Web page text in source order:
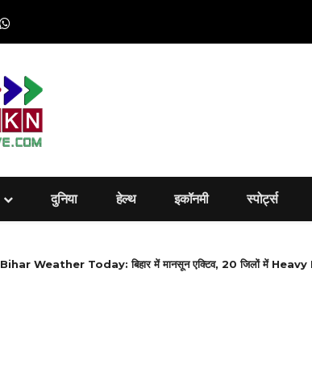
दुनिया हेल्‍थ इकॉनमी स्पोर्ट्स
Bihar Weather Today: बिहार में मानसून एक्टिव, 20 जिलों में